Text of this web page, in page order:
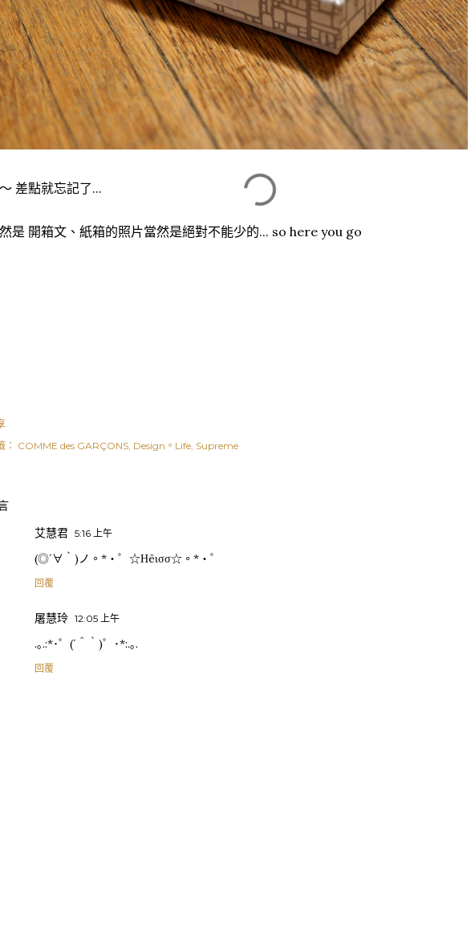
差點就忘記了...
是 開箱文、紙箱的照片當然是絕對不能少的... so here you go
： COMME des GARÇONS Design。Life Supreme
艾慧君 5:16 上午
(◎´∀｀)ノ。*・゜☆Ηёισσ☆。*・゜
回覆
屠慧玲 12:05 上午
.｡.:*･゜(´＾｀)゜･*:.｡.
回覆